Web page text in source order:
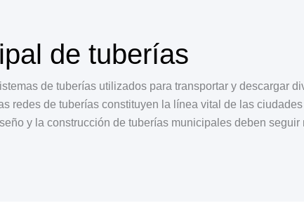
de tuberías
de tuberías utilizados para transportar y descargar
redes de tuberías constituyen la línea vital de las
y la construcción de tuberías municipales deben